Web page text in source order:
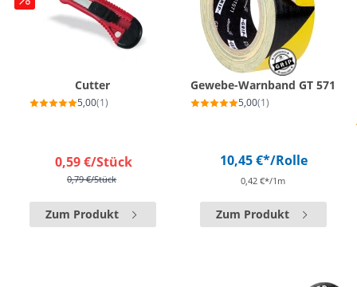
Cutter
5,00(1)
0,59 €/Stück
0,79 €/Stück
Zum Produkt
Gewebe-Warnband GT 571
5,00(1)
10,45 €*/Rolle
0,42 €*/1m
Zum Produkt